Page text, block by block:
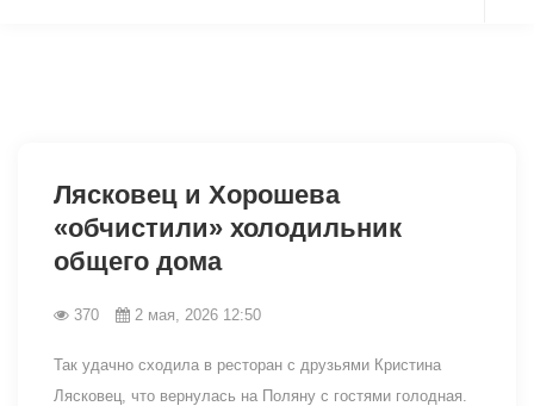
Лясковец и Хорошева
«обчистили» холодильник
общего дома
370 2 мая, 2026 12:50
Так удачно сходила в ресторан с друзьями Кристина
Лясковец, что вернулась на Поляну с гостями голодная.